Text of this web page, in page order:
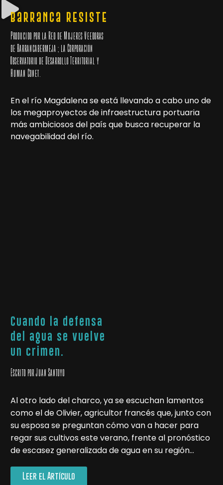
Barranca Resiste
Producido por la Red de Mujeres Veedoras
de Barrancabermeja ; la Corporación
Observatorio de Desarrollo Territorial y
Human Conet.
En el río Magdalena se está llevando a cabo uno de
los megaproyectos de infraestructura portuaria
más ambiciosos del país que busca recuperar la
navegabilidad del río.
Cuando la defensa
del agua se vuelve
un crimen.
Escrito por Juan Santoyo
Al otro lado del charco, ya se escuchan lamentos
como el de Olivier, agricultor francés que, junto con
su esposa se preguntan cómo van a hacer para
regar sus cultivos este verano, frente al pronóstico
de escasez generalizada de agua en su región…
Leer el Artículo